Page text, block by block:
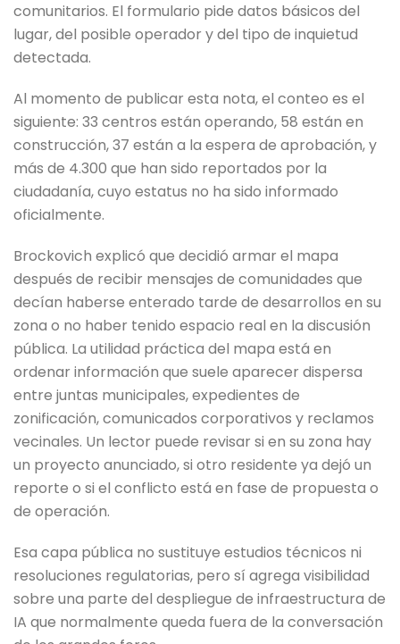
comunitarios. El formulario pide datos básicos del
lugar, del posible operador y del tipo de inquietud
detectada.
Al momento de publicar esta nota, el conteo es el
siguiente: 33 centros están operando, 58 están en
construcción, 37 están a la espera de aprobación, y
más de 4.300 que han sido reportados por la
ciudadanía, cuyo estatus no ha sido informado
oficialmente.
Brockovich explicó que decidió armar el mapa
después de recibir mensajes de comunidades que
decían haberse enterado tarde de desarrollos en su
zona o no haber tenido espacio real en la discusión
pública. La utilidad práctica del mapa está en
ordenar información que suele aparecer dispersa
entre juntas municipales, expedientes de
zonificación, comunicados corporativos y reclamos
vecinales. Un lector puede revisar si en su zona hay
un proyecto anunciado, si otro residente ya dejó un
reporte o si el conflicto está en fase de propuesta o
de operación.
Esa capa pública no sustituye estudios técnicos ni
resoluciones regulatorias, pero sí agrega visibilidad
sobre una parte del despliegue de infraestructura de
IA que normalmente queda fuera de la conversación